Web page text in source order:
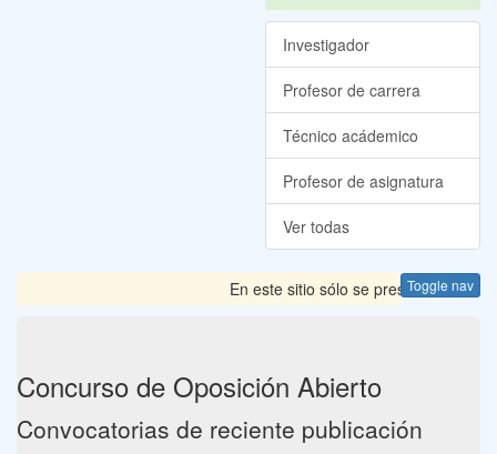
Investigador
Profesor de carrera
Técnico acádemico
Profesor de asignatura
Ver todas
Toggle nav
En este sitio sólo se presentan las
Concurso de Oposición Abierto
Convocatorias de reciente publicación